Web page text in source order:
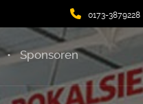
0173-3879228
Sponsoren